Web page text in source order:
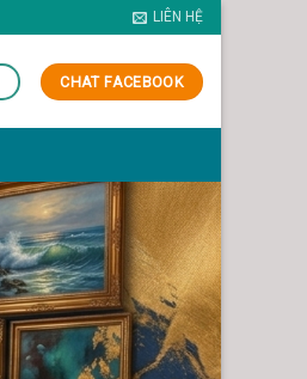
LIÊN HỆ
CHAT FACEBOOK